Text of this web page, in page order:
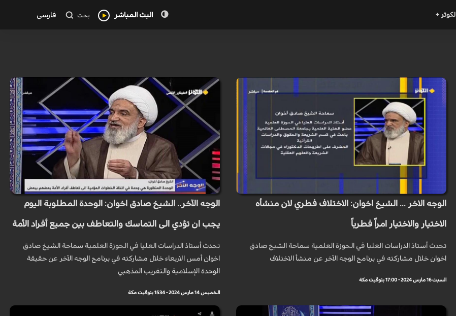
الكوثر + البث المباشر بحث فارسی
الوجه الاخر ... الشيخ اخوان: الاختلاف فطري لان منشأه
الاختيار والاختيار امراً فطرياً
تحدث أستاذ الدراسات العليا في الحوزة العلمية سماحة الشيخ صادق
اخوان خلال مشاركته في برنامج الوجه الآخر عن منشأ الاختلاف
السبت 16 مارس 2024 - 17:00 بتوقيت مكة
الوجه الآخر.. الشيخ صادق اخوان: الوحدة المطلوبة اليوم
يجب ان تؤدي الى التماسك والتعاطف بين جميع أفراد الأمة
تحدث أستاذ الدراسات العليا في الحوزة العلمية سماحة الشيخ صادق
اخوان أمس الاربعاء خلال مشاركته في برنامج الوجه الآخر عن حقيقة
الوحدة الإسلامية والتقريب المذهبي
الخميس 14 مارس 2024 - 15:34 بتوقيت مكة